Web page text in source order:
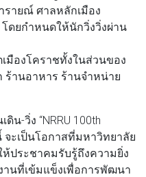
รายณ์ ศาลหลักเมือง
ดยกำหนดให้นักวิ่งวิ่งผ่าน
เมืองโคราชทั้งในส่วนของ
านอาหาร ร้านจำหน่าย
น-วิ่ง “NRRU 100th
จะเป็นโอกาสที่มหาวิทยาลัย
ประชาคมรับรู้ถึงความยิ่ง
นที่เข้มแข็งเพื่อการพัฒนา